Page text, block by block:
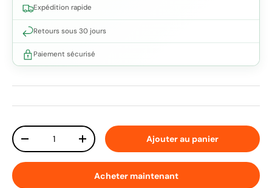
Expédition rapide
Retours sous 30 jours
Paiement sécurisé
Qté
Diminuer la quantitéAugmenter la quantitéAjouter au panier
Acheter maintenant